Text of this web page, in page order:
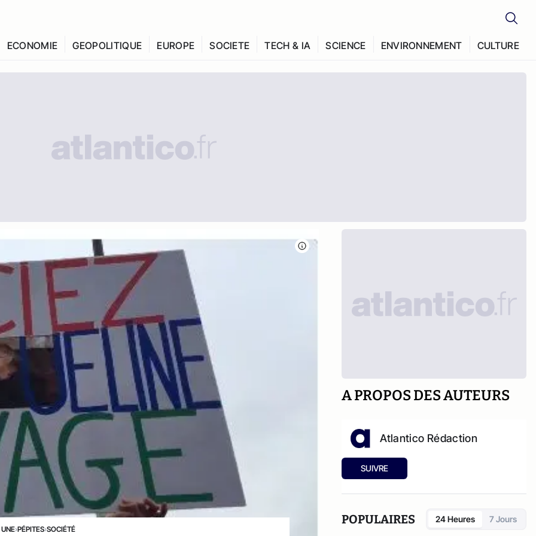
ECONOMIE GEOPOLITIQUE EUROPE SOCIETE TECH & IA SCIENCE ENVIRONNEMENT CULTURE
›PÉPITES›SOCIÉTÉ
A PROPOS DES AUTEURS
Atlantico Rédaction
SUIVRE
POPULAIRES 24 Heures 7 Jours